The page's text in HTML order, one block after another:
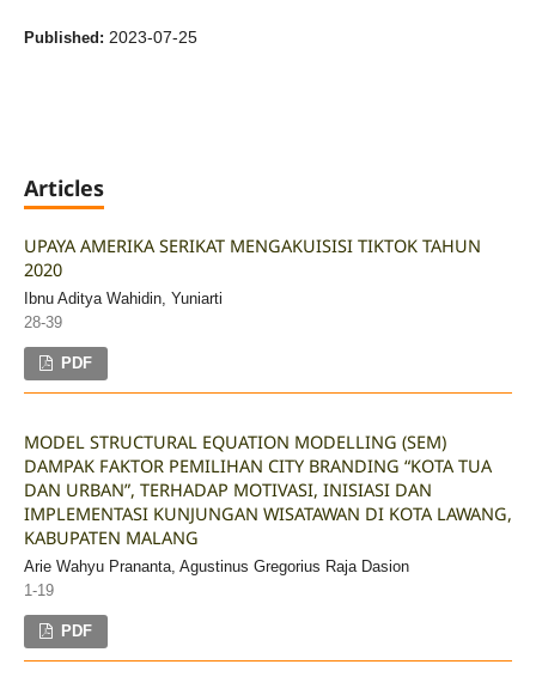
Published: 2023-07-25
Articles
UPAYA AMERIKA SERIKAT MENGAKUISISI TIKTOK TAHUN
2020
Ibnu Aditya Wahidin, Yuniarti
28-39
PDF
MODEL STRUCTURAL EQUATION MODELLING (SEM)
DAMPAK FAKTOR PEMILIHAN CITY BRANDING “KOTA TUA
DAN URBAN”, TERHADAP MOTIVASI, INISIASI DAN
IMPLEMENTASI KUNJUNGAN WISATAWAN DI KOTA LAWANG,
KABUPATEN MALANG
Arie Wahyu Prananta, Agustinus Gregorius Raja Dasion
1-19
PDF